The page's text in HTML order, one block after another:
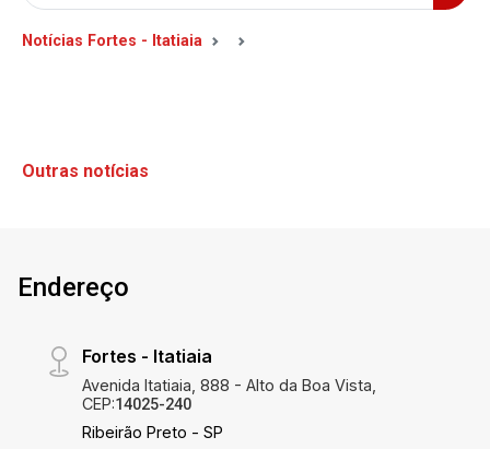
Notícias Fortes - Itatiaia
Outras notícias
Endereço
Fortes - Itatiaia
Avenida Itatiaia, 888 - Alto da Boa Vista,
CEP:14025-240
Ribeirão Preto - SP